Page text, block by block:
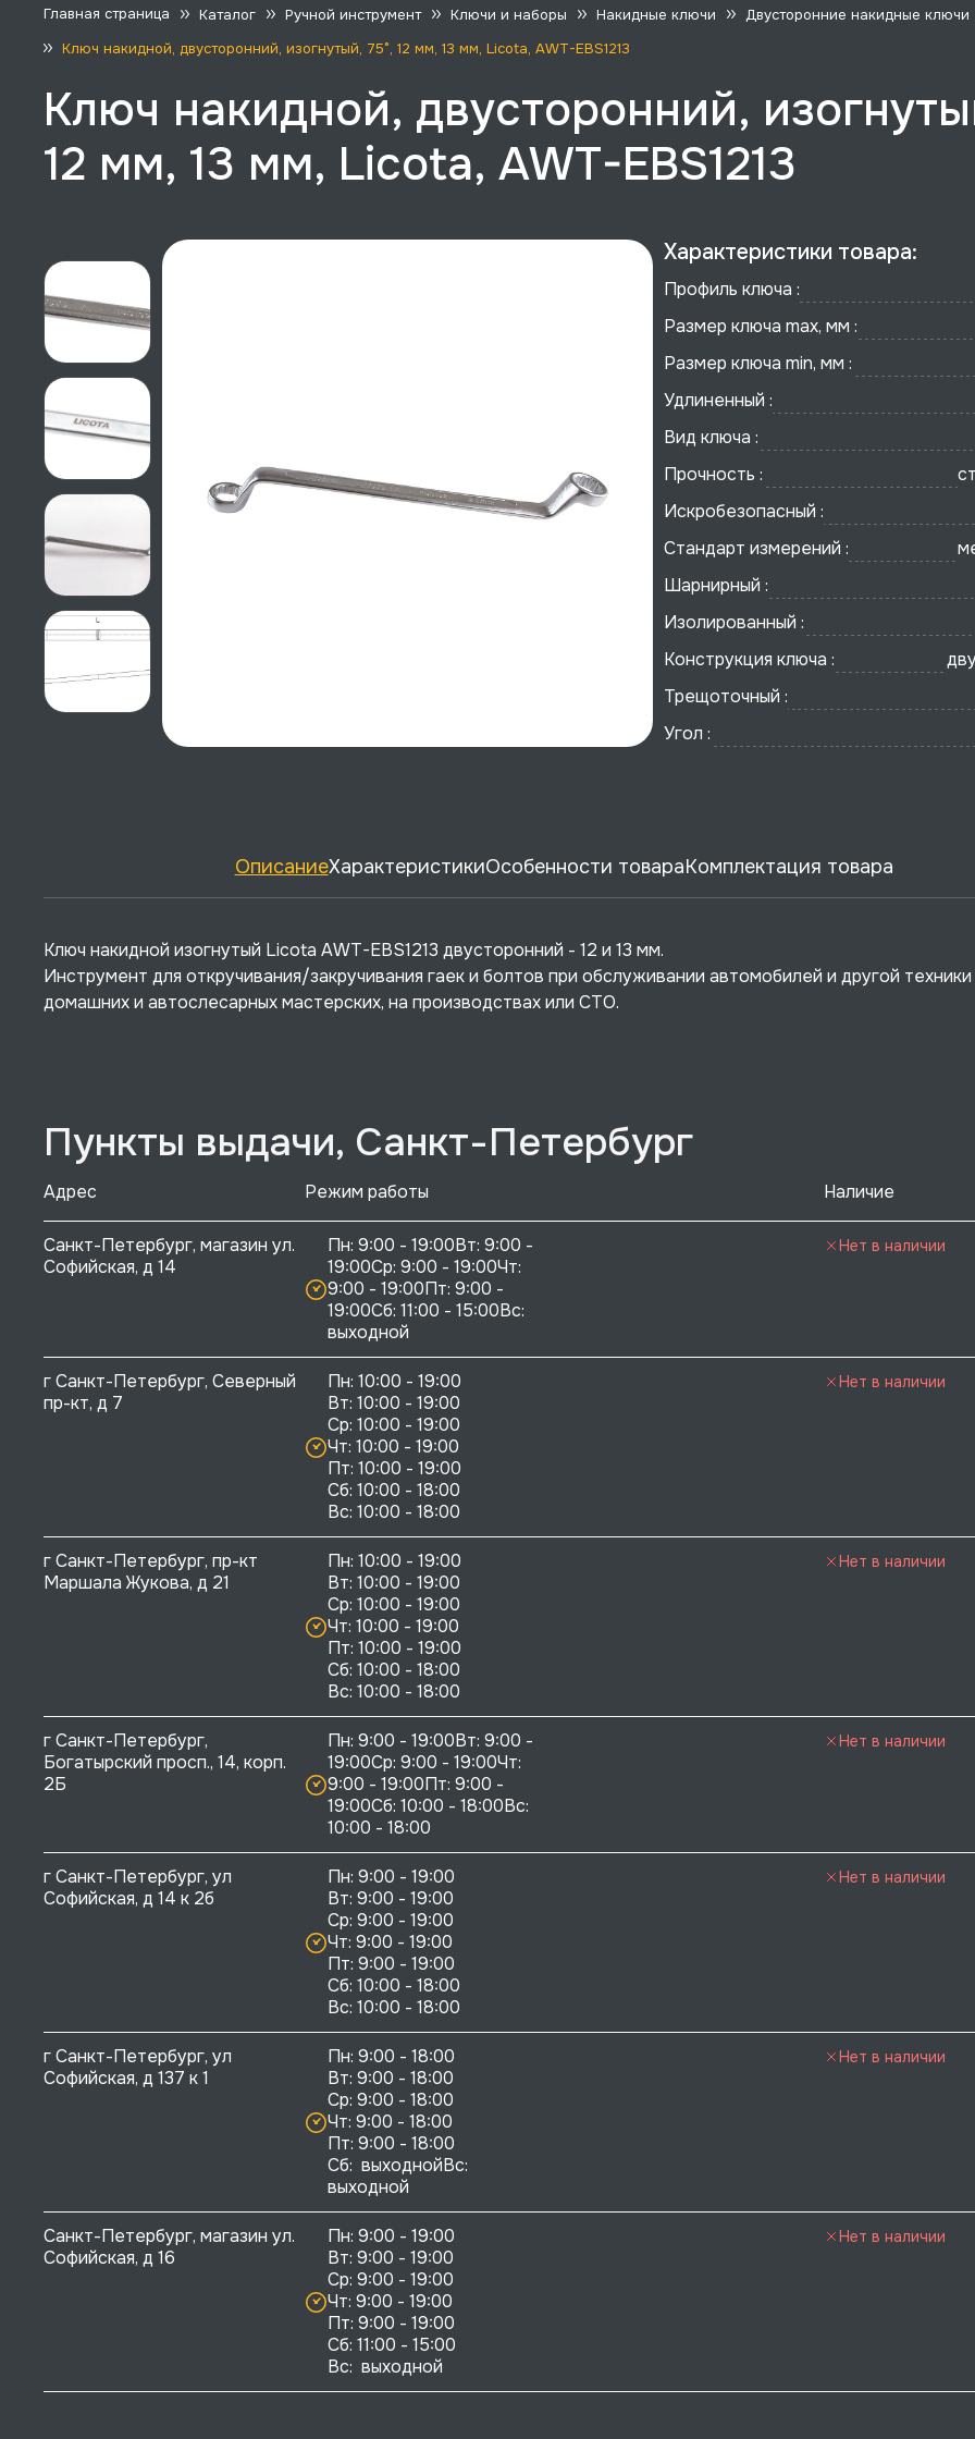
Главная страница Каталог Ручной инструмент Ключи и наборы Накидные ключи
Двусторонние накидные ключи
Ключ накидной, двусторонний, изогнутый, 75°, 12 мм, 13 мм, Licota, AWT-EBS1213
Ключ накидной, двусторонний,
12 мм, 13 мм, Licota, AWT-EBS1213
Характеристики товара:
Профиль ключа :
Размер ключа max, мм :
Размер ключа min, мм :
Удлиненный :
Вид ключа :
Прочность :
Искробезопасный :
Стандарт измерений :
Шарнирный :
Изолированный :
Конструкция ключа :
Трещоточный :
Угол :
ОписаниеХарактеристикиОсобенности товараКомплектация товара
Ключ накидной изогнутый Licota AWT-EBS1213 двусторонний - 12 и 13 мм.
Инструмент для откручивания/закручивания гаек и болтов при обслуживании автомобилей и другой техники
домашних и автослесарных мастерских, на производствах или СТО.
Пункты выдачи, Санкт-Петербург
Адрес Режим работы Наличие
Санкт-Петербург, магазин ул.
Софийская, д 14
Пн: 9:00 - 19:00Вт: 9:00 -
19:00Ср: 9:00 - 19:00Чт:
9:00 - 19:00Пт: 9:00 -
19:00Сб: 11:00 - 15:00Вс:
выходной
Нет в наличии
г Санкт-Петербург, Северный
пр-кт, д 7
Пн: 10:00 - 19:00
Вт: 10:00 - 19:00
Ср: 10:00 - 19:00
Чт: 10:00 - 19:00
Пт: 10:00 - 19:00
Сб: 10:00 - 18:00
Нет в наличии
г Санкт-Петербург, пр-кт
Маршала Жукова, д 21
Пн: 10:00 - 19:00
Вт: 10:00 - 19:00
Ср: 10:00 - 19:00
Чт: 10:00 - 19:00
Пт: 10:00 - 19:00
Сб: 10:00 - 18:00
Нет в наличии
г Санкт-Петербург,
Богатырский просп., 14, корп.
2Б
Пн: 9:00 - 19:00Вт: 9:00 -
19:00Ср: 9:00 - 19:00Чт:
9:00 - 19:00Пт: 9:00 -
19:00Сб: 10:00 - 18:00Вс:
10:00 - 18:00
Нет в наличии
г Санкт-Петербург, ул
Софийская, д 14 к 2б
Пн: 9:00 - 19:00
Вт: 9:00 - 19:00
Ср: 9:00 - 19:00
Чт: 9:00 - 19:00
Пт: 9:00 - 19:00
Сб: 10:00 - 18:00
Нет в наличии
г Санкт-Петербург, ул
Софийская, д 137 к 1
Пн: 9:00 - 18:00
Вт: 9:00 - 18:00
Ср: 9:00 - 18:00
Чт: 9:00 - 18:00
Пт: 9:00 - 18:00
Сб:  выходнойВс:
выходной
Нет в наличии
Санкт-Петербург, магазин ул.
Софийская, д 16
Пн: 9:00 - 19:00
Вт: 9:00 - 19:00
Ср: 9:00 - 19:00
Чт: 9:00 - 19:00
Пт: 9:00 - 19:00
Сб: 11:00 - 15:00
Вс:  выходной
Нет в наличии